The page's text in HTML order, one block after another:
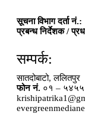
सूचना विभाग दर्ता नं.:
प्रबन्ध निर्देशक /
सम्पर्क:
सातदोबाटो, ललितपुर
फोन नं. ०१ –